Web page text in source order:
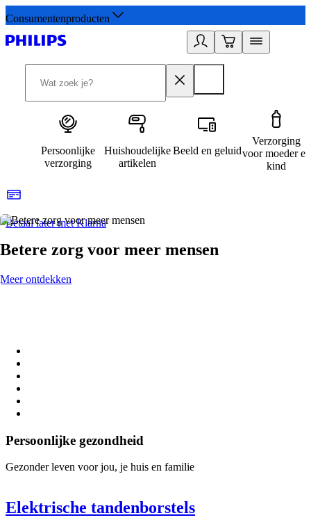
Consumentenproducten
Persoonlijke
verzorging
Huishoudelijke
artikelen
Beeld en geluid
Verzorging
voor moeder en
kind
Betaal later met Klarna
Betere zorg voor meer mensen
Meer ontdekken
Persoonlijke gezondheid
Gezonder leven voor jou, je huis en familie
Elektrische tandenborstels